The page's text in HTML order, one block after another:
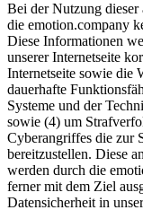
Bei der Nutzung
die emotion.company
Diese Informationen
unserer Internetseite
Internetseite sowie die
dauerhafte
Systeme und der
sowie (4) um
Cyberangriffes die zur
bereitzustellen. Diese
werden durch die
ferner mit dem Ziel
Datensicherheit in